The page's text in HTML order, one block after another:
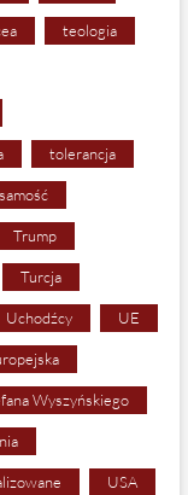
teologia
tolerancja
Trump
Turcja
Uchodźcy UE
Wyszyńskiego
USA